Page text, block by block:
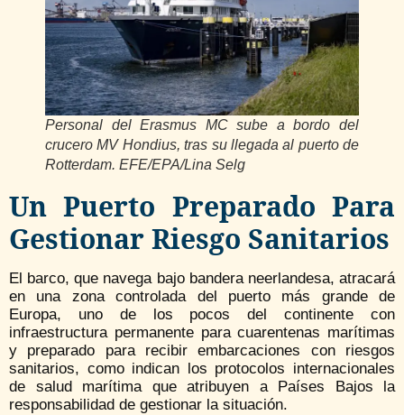
Personal del Erasmus MC sube a bordo del
crucero MV Hondius, tras su llegada al puerto de
Rotterdam. EFE/EPA/Lina Selg
Un Puerto Preparado Para
Gestionar Riesgo Sanitarios
El barco, que navega bajo bandera neerlandesa, atracará
en una zona controlada del puerto más grande de
Europa, uno de los pocos del continente con
infraestructura permanente para cuarentenas marítimas
y preparado para recibir embarcaciones con riesgos
sanitarios, como indican los protocolos internacionales
de salud marítima que atribuyen a Países Bajos la
responsabilidad de gestionar la situación.